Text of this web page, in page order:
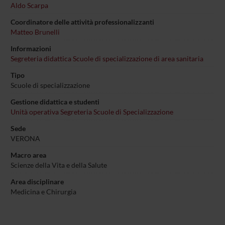
Aldo Scarpa
Coordinatore delle attività professionalizzanti
Matteo Brunelli
Informazioni
Segreteria didattica Scuole di specializzazione di area sanitaria
Tipo
Scuole di specializzazione
Gestione didattica e studenti
Unità operativa Segreteria Scuole di Specializzazione
Sede
VERONA
Macro area
Scienze della Vita e della Salute
Area disciplinare
Medicina e Chirurgia